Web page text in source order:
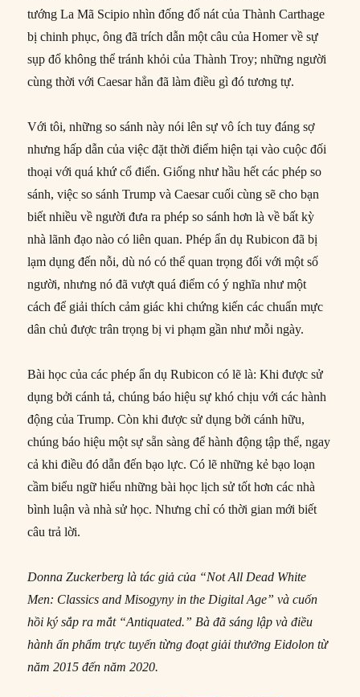
tướng La Mã Scipio nhìn đống đổ nát của Thành Carthage
bị chinh phục, ông đã trích dẫn một câu của Homer về sự
sụp đổ không thể tránh khỏi của Thành Troy; những người
cùng thời với Caesar hẳn đã làm điều gì đó tương tự.
Với tôi, những so sánh này nói lên sự vô ích tuy đáng sợ
nhưng hấp dẫn của việc đặt thời điểm hiện tại vào cuộc đối
thoại với quá khứ cổ điển. Giống như hầu hết các phép so
sánh, việc so sánh Trump và Caesar cuối cùng sẽ cho bạn
biết nhiều về người đưa ra phép so sánh hơn là về bất kỳ
nhà lãnh đạo nào có liên quan. Phép ẩn dụ Rubicon đã bị
lạm dụng đến nỗi, dù nó có thể quan trọng đối với một số
người, nhưng nó đã vượt quá điểm có ý nghĩa như một
cách để giải thích cảm giác khi chứng kiến các chuẩn mực
dân chủ được trân trọng bị vi phạm gần như mỗi ngày.
Bài học của các phép ẩn dụ Rubicon có lẽ là: Khi được sử
dụng bởi cánh tả, chúng báo hiệu sự khó chịu với các hành
động của Trump. Còn khi được sử dụng bởi cánh hữu,
chúng báo hiệu một sự sẵn sàng để hành động tập thể, ngay
cả khi điều đó dẫn đến bạo lực. Có lẽ những kẻ bạo loạn
cầm biểu ngữ hiểu những bài học lịch sử tốt hơn các nhà
bình luận và nhà sử học. Nhưng chỉ có thời gian mới biết
câu trả lời.
Donna Zuckerberg là tác giả của “Not All Dead White
Men: Classics and Misogyny in the Digital Age” và cuốn
hồi ký sắp ra mắt “Antiquated.” Bà đã sáng lập và điều
hành ấn phẩm trực tuyến từng đoạt giải thưởng Eidolon từ
năm 2015 đến năm 2020.